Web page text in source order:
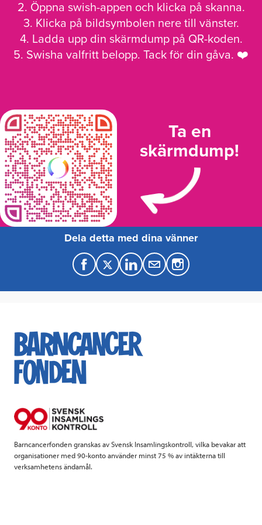
2. Öppna swish-appen och klicka på skanna.
3. Klicka på bildsymbolen nere till vänster.
4. Ladda upp din skärmdump på QR-koden.
5. Swisha valfritt belopp. Tack för din gåva. ❤️
Ta en
skärmdump!
Dela detta med dina vänner
F
a
e
b
k
T
w
t
t
L
i
k
e
M
a
Barncancerfonden granskas av Svensk Insamlingskontroll, vilka bevakar att
organisationer med 90-konto använder minst 75 % av intäkterna till
verksamhetens ändamål.